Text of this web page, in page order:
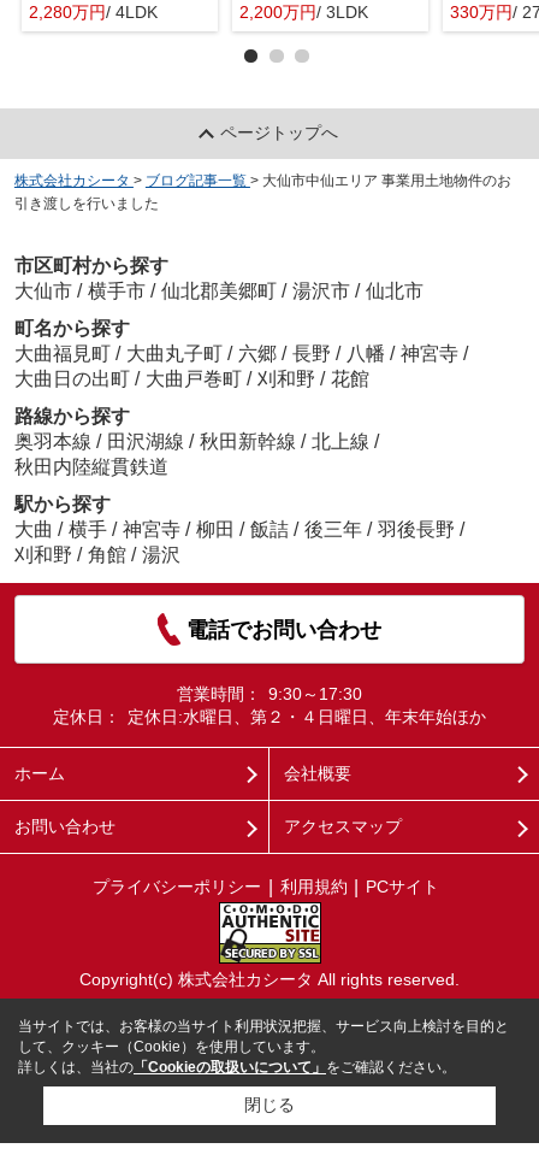
2,280万円/ 4LDK
2,200万円/ 3LDK 330万円/
ページトップへ
株式会社カシータ > ブログ記事一覧 > 大仙市中仙エリア 事業用土地物件のお
引き渡しを行いました
市区町村から探す
大仙市 / 横手市 / 仙北郡美郷町 / 湯沢市 / 仙北市
町名から探す
大曲福見町 / 大曲丸子町 / 六郷 / 長野 / 八幡 / 神宮寺 /
大曲日の出町 / 大曲戸巻町 / 刈和野 / 花館
路線から探す
奥羽本線 / 田沢湖線 / 秋田新幹線 / 北上線 /
秋田内陸縦貫鉄道
駅から探す
大曲 / 横手 / 神宮寺 / 柳田 / 飯詰 / 後三年 / 羽後長野 /
刈和野 / 角館 / 湯沢
電話でお問い合わせ
営業時間：
9:30～17:30
定休日：
定休日:水曜日、第２・４日曜日、年末年始ほか
ホーム 会社概要
お問い合わせ アクセスマップ
プライバシーポリシー 利用規約 PCサイト
Copyright(c) 株式会社カシータ All rights reserved.
当サイトでは、お客様の当サイト利用状況把握、サービス向上検討を目的と
して、クッキー（Cookie）を使用しています。
詳しくは、当社の 「Cookieの取扱いについて」 をご確認ください。
閉じる